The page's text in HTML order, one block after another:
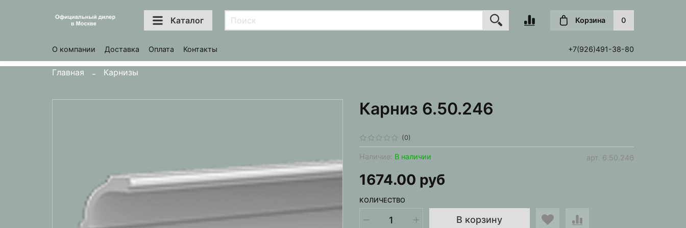
Каталог Корзина 0
О компании Доставка Оплата Контакты +7(926)491-38-80
Главная Карнизы
(0)
арт. 6.50.246
Наличие: В наличии
Карниз 6.50.246
1674.00 руб
КОЛИЧЕСТВО
В корзину